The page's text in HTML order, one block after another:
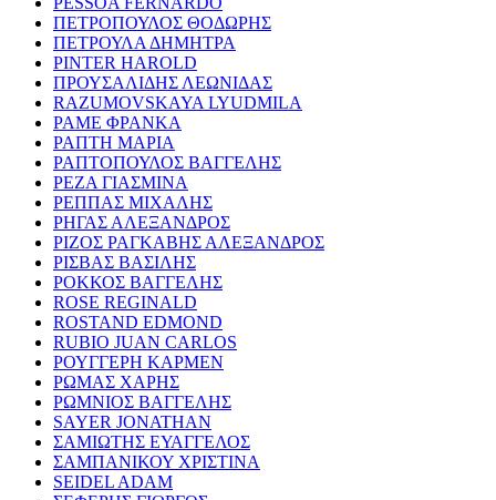
ΠΕΤΡΟΠΟΥΛΟΣ ΘΟΔΩΡΗΣ
ΠΕΤΡΟΥΛΑ ΔΗΜΗΤΡΑ
PINTER HAROLD
ΠΡΟΥΣΑΛΙΔΗΣ ΛΕΩΝΙΔΑΣ
RAZUMOVSKAYA LYUDMILA
ΡΑΜΕ ΦΡΑΝΚΑ
ΡΑΠΤΗ ΜΑΡΙΑ
ΡΑΠΤΟΠΟΥΛΟΣ ΒΑΓΓΕΛΗΣ
ΡΕΖΑ ΓΙΑΣΜΙΝΑ
ΡΕΠΠΑΣ ΜΙΧΑΛΗΣ
ΡΗΓΑΣ ΑΛΕΞΑΝΔΡΟΣ
ΡΙΖΟΣ ΡΑΓΚΑΒΗΣ ΑΛΕΞΑΝΔΡΟΣ
ΡΙΣΒΑΣ ΒΑΣΙΛΗΣ
ΡΟΚΚΟΣ ΒΑΓΓΕΛΗΣ
ROSE REGINALD
ROSTAND EDMOND
RUBIO JUAN CARLOS
ΡΟΥΓΓΕΡΗ ΚΑΡΜΕΝ
ΡΩΜΑΣ ΧΑΡΗΣ
ΡΩΜΝΙΟΣ ΒΑΓΓΕΛΗΣ
SAYER JONATHAN
ΣΑΜΙΩΤΗΣ ΕΥΑΓΓΕΛΟΣ
ΣΑΜΠΑΝΙΚΟΥ ΧΡΙΣΤΙΝΑ
SEIDEL ADAM